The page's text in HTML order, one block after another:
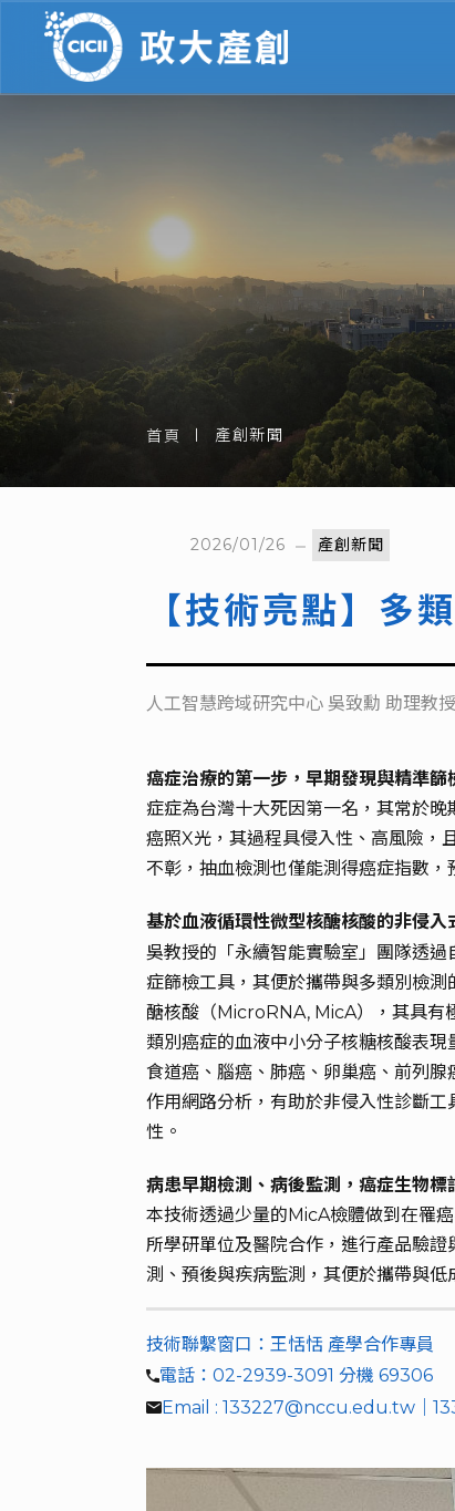
首頁 產創新聞
2026/01/26 產創新聞
【技術亮點】多
人工智慧跨域研究中心 吳致勳 助理教授
癌症治療的第一步，早期發現與精準篩
症症為台灣十大死因第一名，其常於
癌照X光，其過程具侵入性、高風險，
不彰，抽血檢測也僅能測得癌症指數，
基於血液循環性微型核醣核酸的非侵入
吳教授的「永續智能實驗室」團隊透
症篩檢工具，其便於攜帶與多類別檢
醣核酸（MicroRNA, MicA），其具有
類別癌症的血液中小分子核糖核酸表
食道癌、腦癌、肺癌、卵巢癌、前列
作用網路分析，有助於非侵入性診斷
性。
病患早期檢測、病後監測，癌症生物標
本技術透過少量的MicA檢體做到在罹
所學研單位及醫院合作，進行產品驗
測、預後與疾病監測，其便於攜帶與
技術聯繫窗口：王恬恬 產學合作專員
電話：02-2939-3091 分機 69306
Email : 133227@nccu.edu.tw｜